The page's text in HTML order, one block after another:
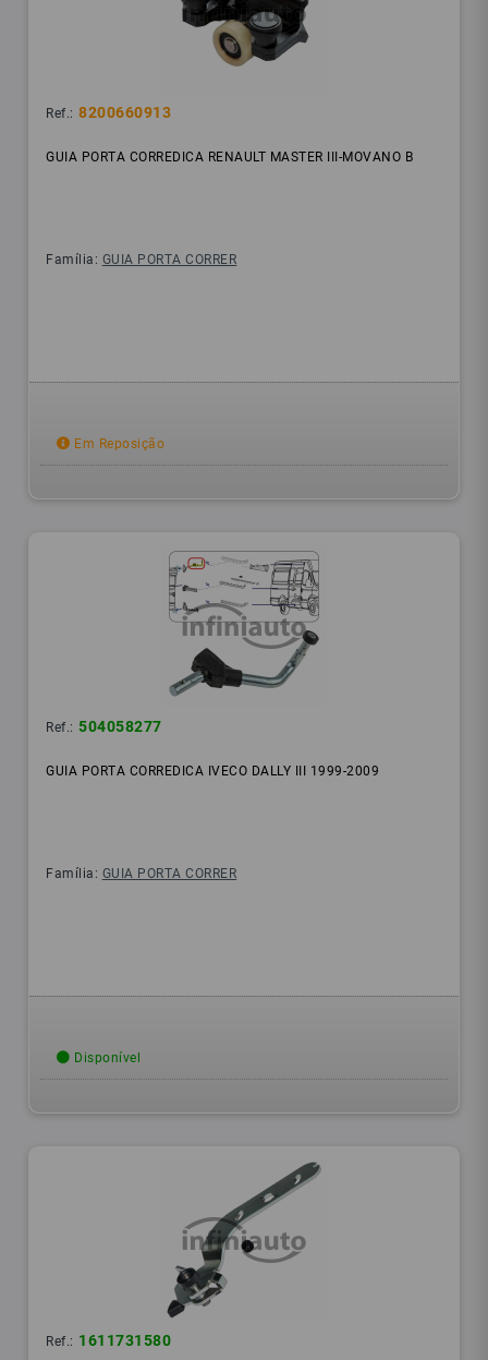
Ref.: 8200660913
GUIA PORTA CORREDICA RENAULT MASTER III-MOVANO B
Família: GUIA PORTA CORRER
Em Reposição
Ref.: 504058277
GUIA PORTA CORREDICA IVECO DALLY III 1999-2009
Família: GUIA PORTA CORRER
Disponível
Ref.: 1611731580